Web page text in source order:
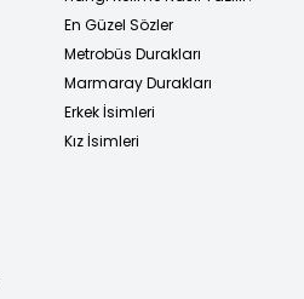
En Güzel Sözler
Metrobüs Durakları
Marmaray Durakları
Erkek İsimleri
Kız İsimleri